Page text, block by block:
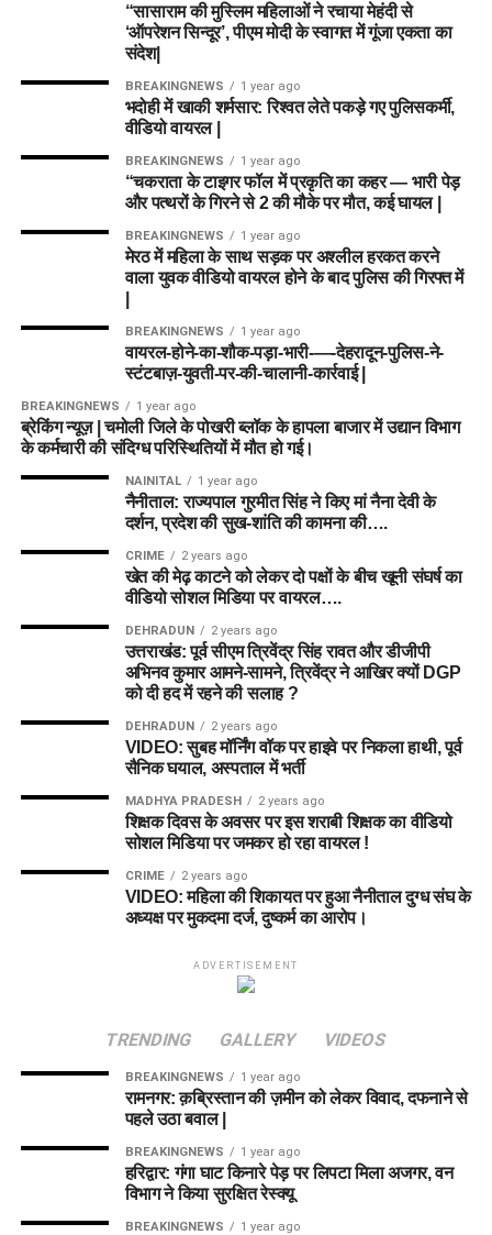
“सासाराम की मुस्लिम महिलाओं ने रचाया मेहंदी से
‘ऑपरेशन सिन्दूर’, पीएम मोदी के स्वागत में गूंजा एकता का
संदेश|
BREAKINGNEWS 1 year ago
भदोही में खाकी शर्मसार: रिश्वत लेते पकड़े गए पुलिसकर्मी,
वीडियो वायरल |
BREAKINGNEWS 1 year ago
“चकराता के टाइगर फॉल में प्रकृति का कहर — भारी पेड़
और पत्थरों के गिरने से 2 की मौके पर मौत, कई घायल |
BREAKINGNEWS 1 year ago
मेरठ में महिला के साथ सड़क पर अश्लील हरकत करने
वाला युवक वीडियो वायरल होने के बाद पुलिस की गिरफ्त में
BREAKINGNEWS 1 year ago
वायरल-होने-का-शौक-पड़ा-भारी-—-देहरादून-पुलिस-ने-
स्टंटबाज़-युवती-पर-की-चालानी-कार्रवाई |
BREAKINGNEWS 1 year ago
ब्रेकिंग न्यूज़ | चमोली जिले के पोखरी ब्लॉक के हापला बाजार में उद्यान विभाग
के कर्मचारी की संदिग्ध परिस्थितियों में मौत हो गई।
NAINITAL 1 year ago
नैनीताल: राज्यपाल गुरमीत सिंह ने किए मां नैना देवी के
दर्शन, प्रदेश की सुख-शांति की कामना की….
CRIME 2 years ago
खेत की मेढ़ काटने को लेकर दो पक्षों के बीच खूनी संघर्ष का
वीडियो सोशल मिडिया पर वायरल….
DEHRADUN 2 years ago
उत्तराखंड: पूर्व सीएम त्रिवेंद्र सिंह रावत और डीजीपी
अभिनव कुमार आमने-सामने, त्रिवेंद्र ने आखिर क्यों DGP
को दी हद में रहने की सलाह ?
DEHRADUN 2 years ago
VIDEO: सुबह मॉर्निंग वॉक पर हाइवे पर निकला हाथी, पूर्व
सैनिक घयाल, अस्पताल में भर्ती
MADHYA PRADESH 2 years ago
शिक्षक दिवस के अवसर पर इस शराबी शिक्षक का वीडियो
सोशल मिडिया पर जमकर हो रहा वायरल !
CRIME 2 years ago
VIDEO: महिला की शिकायत पर हुआ नैनीताल दुग्ध संघ के
अध्यक्ष पर मुकदमा दर्ज, दुष्कर्म का आरोप।
ADVERTISEMENT
TRENDING GALLERY VIDEOS
BREAKINGNEWS 1 year ago
रामनगर: क़ब्रिस्तान की ज़मीन को लेकर विवाद, दफनाने से
पहले उठा बवाल |
BREAKINGNEWS 1 year ago
हरिद्वार: गंगा घाट किनारे पेड़ पर लिपटा मिला अजगर, वन
विभाग ने किया सुरक्षित रेस्क्यू
BREAKINGNEWS 1 year ago